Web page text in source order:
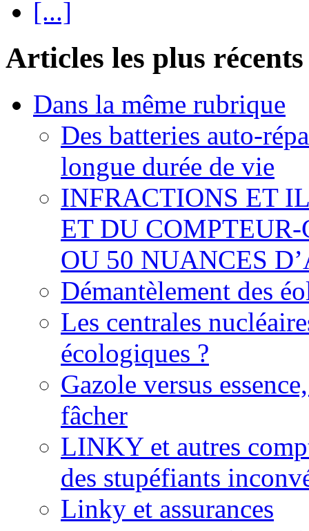
[...]
Articles les plus récents
Dans la même rubrique
Des batteries auto-
longue durée de vie
INFRACTIONS ET
ET DU
OU 50 NUANCES
Démantèlement des
Les centrales
écologiques ?
Gazole versus
fâcher
LINKY et autres
des stupéfiants
Linky et assurances